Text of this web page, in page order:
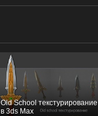
Old School текстурирование
в 3ds Max